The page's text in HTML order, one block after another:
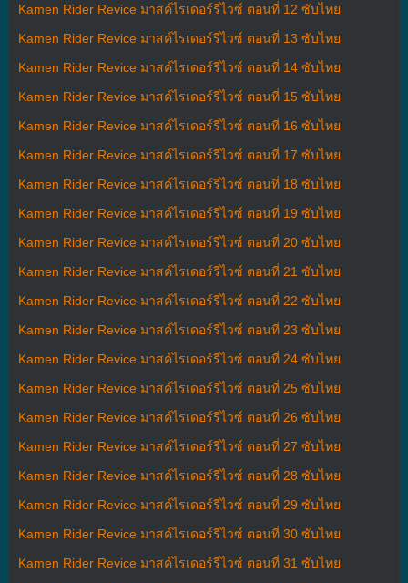
Kamen Rider Revice มาสค์ไรเดอร์รีไวซ์ ตอนที่ 12 ซับไทย
Kamen Rider Revice มาสค์ไรเดอร์รีไวซ์ ตอนที่ 13 ซับไทย
Kamen Rider Revice มาสค์ไรเดอร์รีไวซ์ ตอนที่ 14 ซับไทย
Kamen Rider Revice มาสค์ไรเดอร์รีไวซ์ ตอนที่ 15 ซับไทย
Kamen Rider Revice มาสค์ไรเดอร์รีไวซ์ ตอนที่ 16 ซับไทย
Kamen Rider Revice มาสค์ไรเดอร์รีไวซ์ ตอนที่ 17 ซับไทย
Kamen Rider Revice มาสค์ไรเดอร์รีไวซ์ ตอนที่ 18 ซับไทย
Kamen Rider Revice มาสค์ไรเดอร์รีไวซ์ ตอนที่ 19 ซับไทย
Kamen Rider Revice มาสค์ไรเดอร์รีไวซ์ ตอนที่ 20 ซับไทย
Kamen Rider Revice มาสค์ไรเดอร์รีไวซ์ ตอนที่ 21 ซับไทย
Kamen Rider Revice มาสค์ไรเดอร์รีไวซ์ ตอนที่ 22 ซับไทย
Kamen Rider Revice มาสค์ไรเดอร์รีไวซ์ ตอนที่ 23 ซับไทย
Kamen Rider Revice มาสค์ไรเดอร์รีไวซ์ ตอนที่ 24 ซับไทย
Kamen Rider Revice มาสค์ไรเดอร์รีไวซ์ ตอนที่ 25 ซับไทย
Kamen Rider Revice มาสค์ไรเดอร์รีไวซ์ ตอนที่ 26 ซับไทย
Kamen Rider Revice มาสค์ไรเดอร์รีไวซ์ ตอนที่ 27 ซับไทย
Kamen Rider Revice มาสค์ไรเดอร์รีไวซ์ ตอนที่ 28 ซับไทย
Kamen Rider Revice มาสค์ไรเดอร์รีไวซ์ ตอนที่ 29 ซับไทย
Kamen Rider Revice มาสค์ไรเดอร์รีไวซ์ ตอนที่ 30 ซับไทย
Kamen Rider Revice มาสค์ไรเดอร์รีไวซ์ ตอนที่ 31 ซับไทย